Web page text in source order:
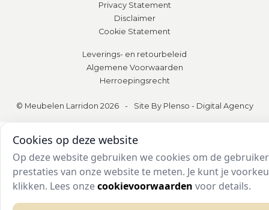
Privacy Statement
Disclaimer
Cookie Statement
Leverings- en retourbeleid
Algemene Voorwaarden
Herroepingsrecht
© Meubelen Larridon 2026 - Site By Plenso - Digital Agency
Cookies op deze website
Op deze website gebruiken we cookies om de
prestaties van onze website te meten. Je kunt je
klikken. Lees onzecookievoorwaarden voor details.